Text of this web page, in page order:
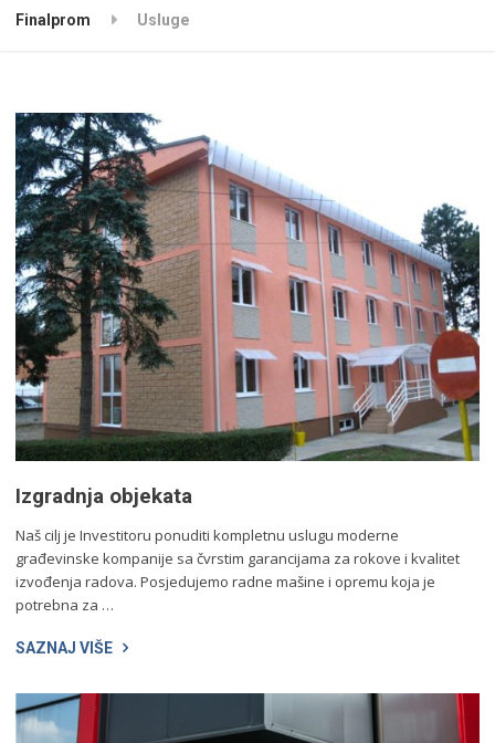
Finalprom Usluge
Izgradnja objekata
Naš cilj je Investitoru ponuditi kompletnu uslugu moderne
građevinske kompanije sa čvrstim garancijama za rokove i kvalitet
izvođenja radova. Posjedujemo radne mašine i opremu koja je
potrebna za …
SAZNAJ VIŠE